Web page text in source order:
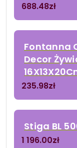
688.48zł
Fontanna
Decor
235.98zł
Stiga BL
1 196.00zł